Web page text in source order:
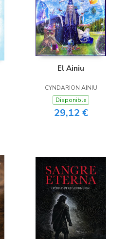
El Ainiu
CYNDARION AINIU
Disponible
29,12 €